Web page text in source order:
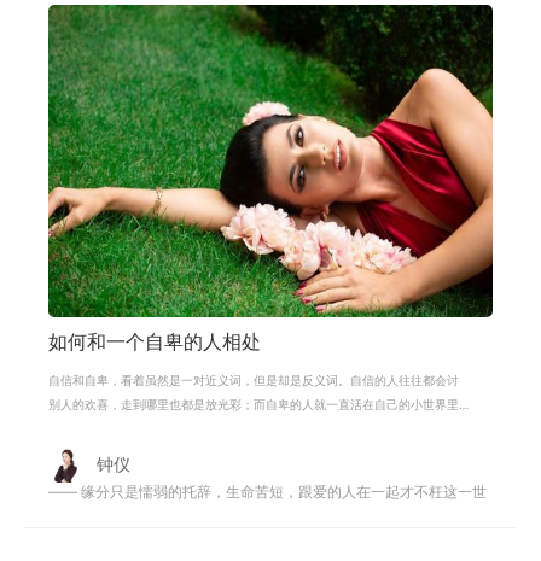
如何和一个自卑的人相处
自信和自卑，看着虽然是一对近义词，但是却是反义词。自信的人往往都会讨
别人的欢喜，走到哪里也都是放光彩；而自卑的人就一直活在自己的小世界里
钟仪
—— 缘分只是懦弱的托辞，生命苦短，跟爱的人在一起才不枉这一世